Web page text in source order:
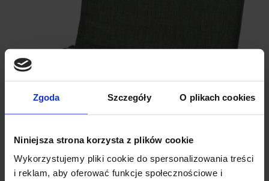
Zgoda Szczegóły O plikach cookies
Niniejsza strona korzysta z plików cookie
Wykorzystujemy pliki cookie do spersonalizowania treści
i reklam, aby oferować funkcje społecznościowe i